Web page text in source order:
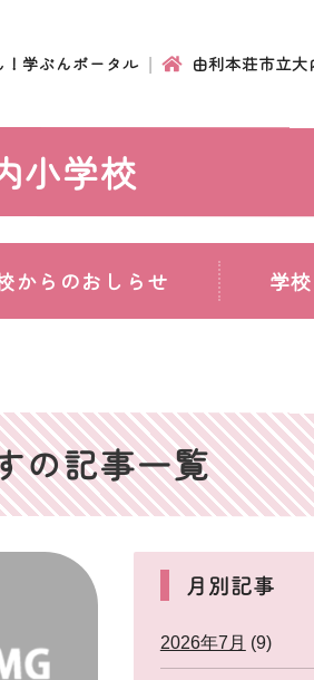
！学ぶんポータル 由利本荘市立
小学校
からのおしらせ 学
の記事一覧
月別記事
2026年7月 (9)